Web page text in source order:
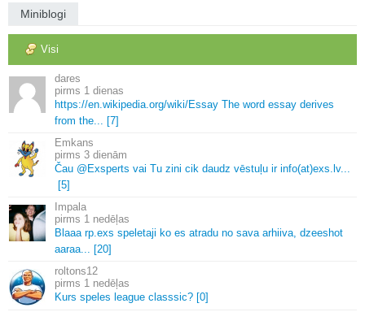
Miniblogi
Visi
dares
1 dienas
https://en. wikipedia. org/wiki/Essay The word essay derives
from the.
[7]
Emkans
3 dienām
Čau @Exsperts vai Tu zini cik daudz vēstuļu ir info(at)exs. lv.
[5]
Impala
1 nedēļas
Blaaa rp. exs speletaji ko es atradu no sava arhiiva, dzeeshot
aaraa.
[20]
roltons12
1 nedēļas
Kurs speles league classsic? [0]